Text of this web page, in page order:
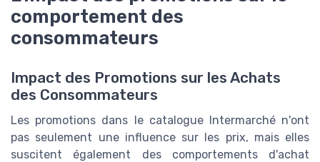
comportement des
consommateurs
Impact des Promotions sur les Achats
des Consommateurs
Les promotions dans le catalogue Intermarché n'ont
pas seulement une influence sur les prix, mais elles
suscitent également des comportements d'achat